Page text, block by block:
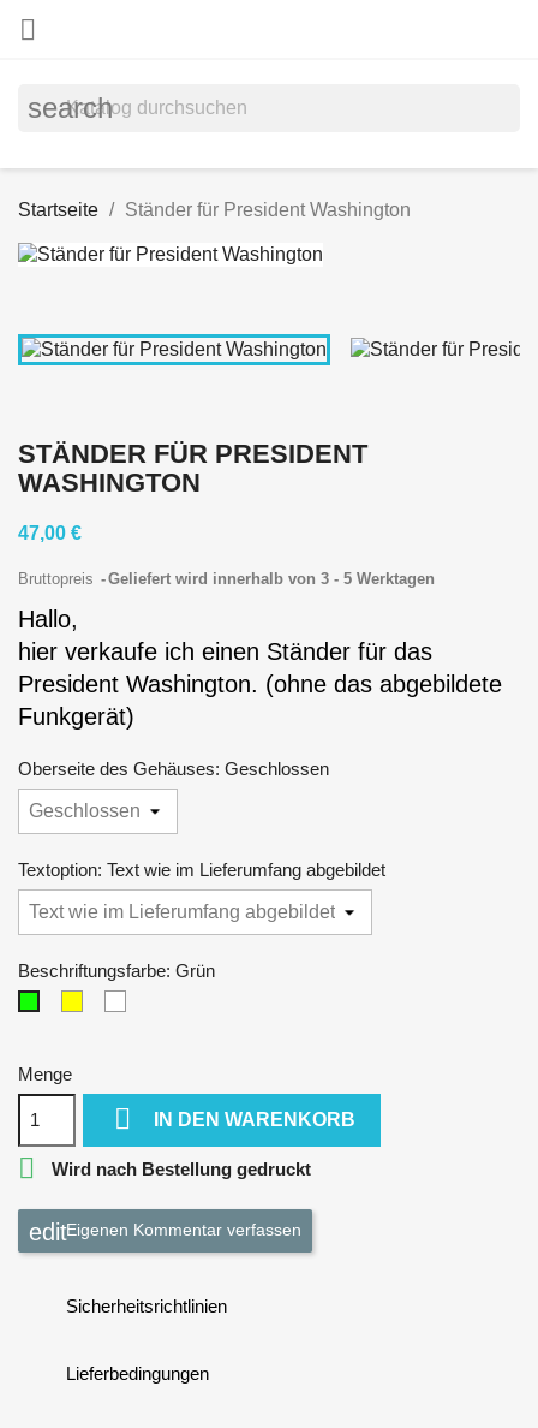

search
Startseite Ständer für President Washington
STÄNDER FÜR PRESIDENT
WASHINGTON
47,00 €
Bruttopreis Geliefert wird innerhalb von 3 - 5 Werktagen
Hallo,
hier verkaufe ich einen Ständer für das
President Washington. (ohne das abgebildete
Funkgerät)
Oberseite des Gehäuses: Geschlossen
Textoption: Text wie im Lieferumfang abgebildet
Beschriftungsfarbe: Grün
Menge
 IN DEN WARENKORB
 Wird nach Bestellung gedruckt
Eigenen Kommentar verfassen
Sicherheitsrichtlinien
Lieferbedingungen